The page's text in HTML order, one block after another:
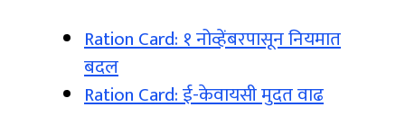
Ration Card: १ नोव्हेंबरपासून नियमात
बदल
Ration Card: ई-केवायसी मुदत वाढ